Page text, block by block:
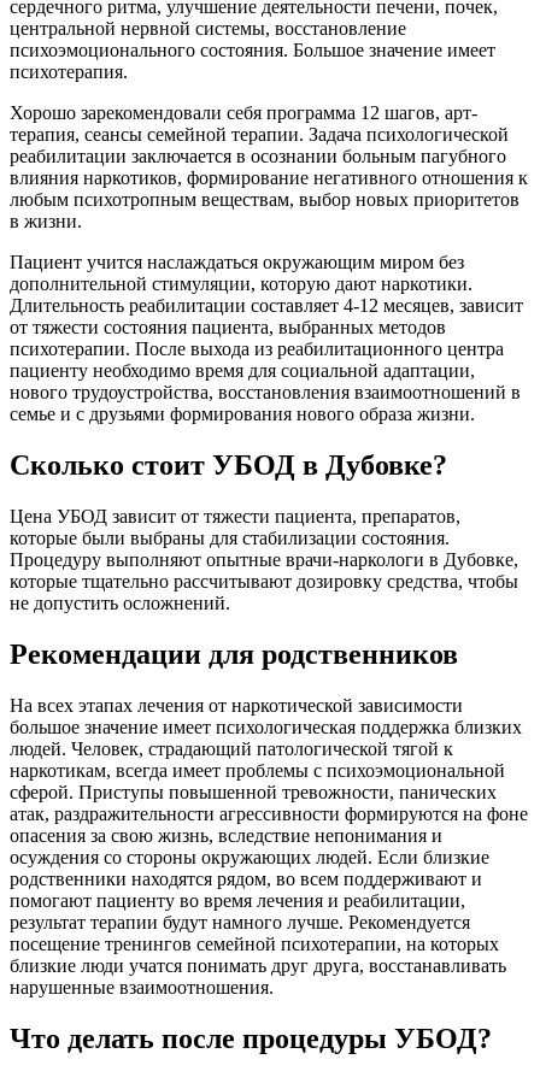
сердечного ритма, улучшение деятельности печени, почек,
центральной нервной системы, восстановление
психоэмоционального состояния. Большое значение имеет
психотерапия.
Хорошо зарекомендовали себя программа 12 шагов, арт-
терапия, сеансы семейной терапии. Задача психологической
реабилитации заключается в осознании больным пагубного
влияния наркотиков, формирование негативного отношения к
любым психотропным веществам, выбор новых приоритетов
в жизни.
Пациент учится наслаждаться окружающим миром без
дополнительной стимуляции, которую дают наркотики.
Длительность реабилитации составляет 4-12 месяцев, зависит
от тяжести состояния пациента, выбранных методов
психотерапии. После выхода из реабилитационного центра
пациенту необходимо время для социальной адаптации,
нового трудоустройства, восстановления взаимоотношений в
семье и с друзьями формирования нового образа жизни.
Сколько стоит УБОД в Дубовке?
Цена УБОД зависит от тяжести пациента, препаратов,
которые были выбраны для стабилизации состояния.
Процедуру выполняют опытные врачи-наркологи в Дубовке,
которые тщательно рассчитывают дозировку средства, чтобы
не допустить осложнений.
Рекомендации для родственников
На всех этапах лечения от наркотической зависимости
большое значение имеет психологическая поддержка близких
людей. Человек, страдающий патологической тягой к
наркотикам, всегда имеет проблемы с психоэмоциональной
сферой. Приступы повышенной тревожности, панических
атак, раздражительности агрессивности формируются на фоне
опасения за свою жизнь, вследствие непонимания и
осуждения со стороны окружающих людей. Если близкие
родственники находятся рядом, во всем поддерживают и
помогают пациенту во время лечения и реабилитации,
результат терапии будут намного лучше. Рекомендуется
посещение тренингов семейной психотерапии, на которых
близкие люди учатся понимать друг друга, восстанавливать
нарушенные взаимоотношения.
Что делать после процедуры УБОД?